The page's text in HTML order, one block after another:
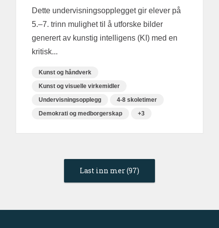
Dette undervisningsopplegget gir elever på
5.–7. trinn mulighet til å utforske bilder
generert av kunstig intelligens (KI) med en
kritisk...
Kunst og håndverk
Kunst og visuelle virkemidler
Undervisningsopplegg
4-8 skoletimer
Demokrati og medborgerskap
+3
Last inn mer (97)